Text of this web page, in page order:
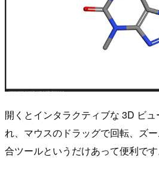
開くとインタラクティブな 3D ビ
れ、マウスのドラッグで回転、ズ
合ツールというだけあって便利です